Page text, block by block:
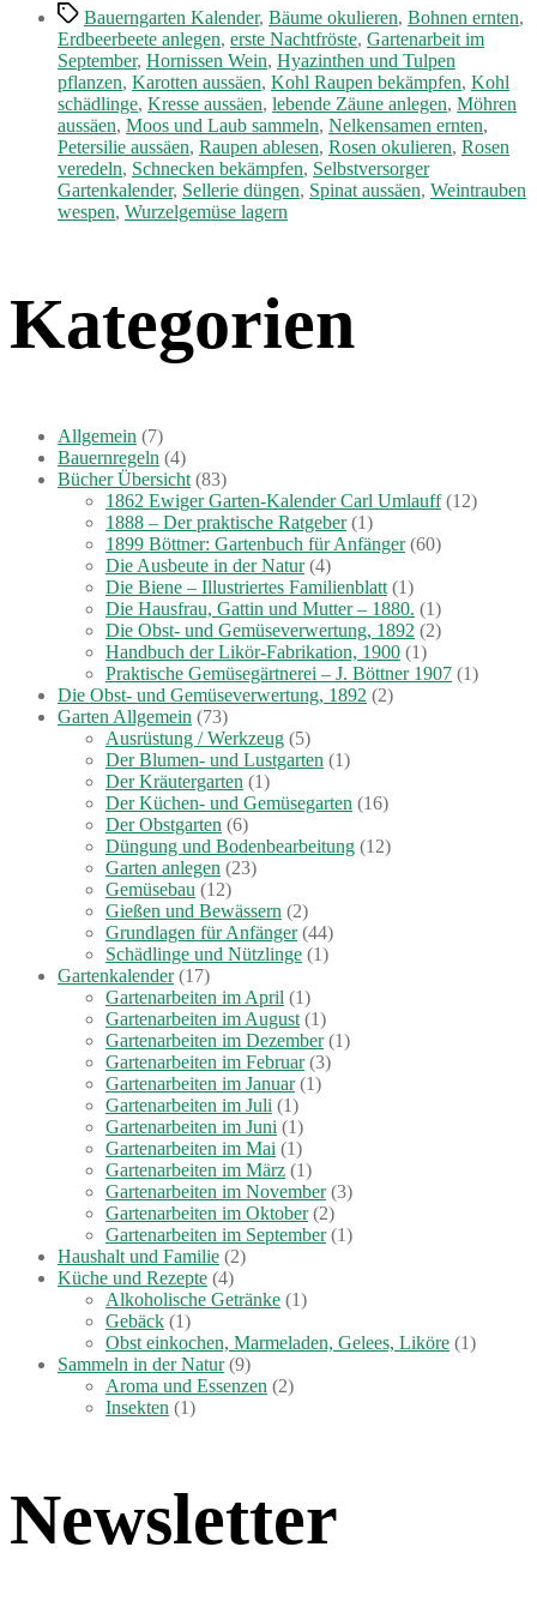
Schlagwörter
Bauerngarten Kalender, Bäume okulieren, Bohnen ernten,
Erdbeerbeete anlegen, erste Nachtfröste, Gartenarbeit im
September, Hornissen Wein, Hyazinthen und Tulpen
pflanzen, Karotten aussäen, Kohl Raupen bekämpfen, Kohl
schädlinge, Kresse aussäen, lebende Zäune anlegen, Möhren
aussäen, Moos und Laub sammeln, Nelkensamen ernten,
Petersilie aussäen, Raupen ablesen, Rosen okulieren, Rosen
veredeln, Schnecken bekämpfen, Selbstversorger
Gartenkalender, Sellerie düngen, Spinat aussäen, Weintrauben
wespen, Wurzelgemüse lagern
Kategorien
Allgemein (7)
Bauernregeln (4)
Bücher Übersicht (83)
1862 Ewiger Garten-Kalender Carl Umlauff(12)
1888 – Der praktische Ratgeber(1)
1899 Böttner: Gartenbuch für Anfänger(60)
Die Ausbeute in der Natur(4)
Die Biene – Illustriertes Familienblatt (1)
Die Hausfrau, Gattin und Mutter – 1880. (1)
Die Obst- und Gemüseverwertung, 1892 (2)
Handbuch der Likör-Fabrikation, 1900 (1)
Praktische Gemüsegärtnerei – J. Böttner 1907 (1)
Die Obst- und Gemüseverwertung, 1892 (2)
Garten Allgemein (73)
Ausrüstung / Werkzeug (5)
Der Blumen- und Lustgarten (1)
Der Kräutergarten (1)
Der Küchen- und Gemüsegarten (16)
Der Obstgarten (6)
Düngung und Bodenbearbeitung (12)
Garten anlegen (23)
Gemüsebau (12)
Gießen und Bewässern (2)
Grundlagen für Anfänger(44)
Schädlinge und Nützlinge (1)
Gartenkalender(17)
Gartenarbeiten im April (1)
Gartenarbeiten im August (1)
Gartenarbeiten im Dezember(1)
Gartenarbeiten im Februar(3)
Gartenarbeiten im Januar(1)
Gartenarbeiten im Juli (1)
Gartenarbeiten im Juni (1)
Gartenarbeiten im Mai (1)
Gartenarbeiten im März (1)
Gartenarbeiten im November(3)
Gartenarbeiten im Oktober(2)
Gartenarbeiten im September(1)
Haushalt und Familie (2)
Küche und Rezepte (4)
Alkoholische Getränke (1)
Gebäck (1)
Obst einkochen, Marmeladen, Gelees, Liköre (1)
Sammeln in der Natur(9)
Aroma und Essenzen (2)
Insekten (1)
Newsletter